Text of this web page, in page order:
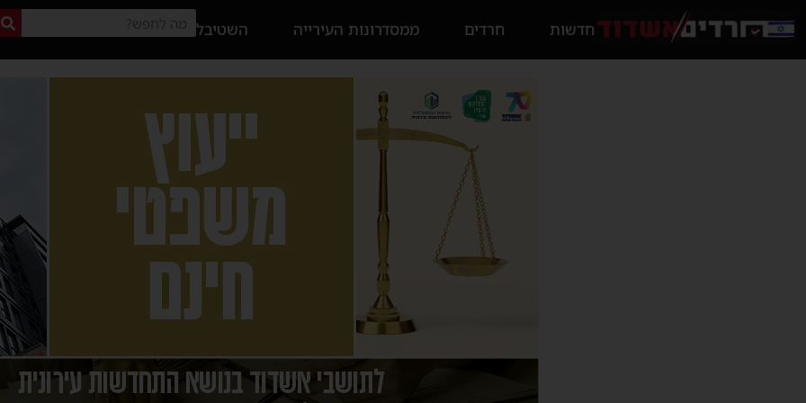
חדשות חרדים ממסדרונות העירייה השטיבל